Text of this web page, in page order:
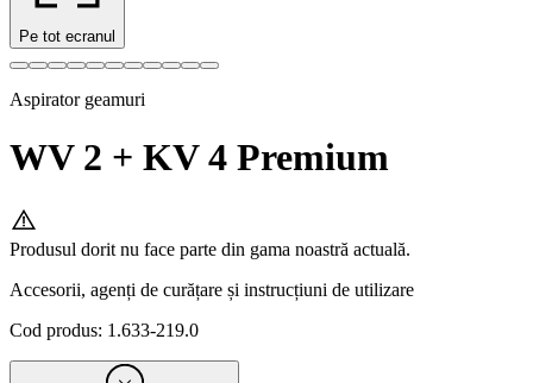
Pe tot ecranul
Aspirator geamuri
WV 2 + KV 4 Premium
Produsul dorit nu face parte din gama noastră actuală.
Accesorii, agenți de curățare și instrucțiuni de utilizare
Cod produs: 1.633-219.0